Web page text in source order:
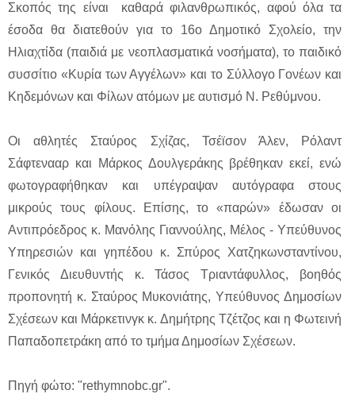
Σκοπός της είναι καθαρά φιλανθρωπικός, αφού όλα τα
έσοδα θα διατεθούν για το 16ο Δημοτικό Σχολείο, την
Ηλιαχτίδα (παιδιά με νεοπλασματικά νοσήματα), το παιδικό
συσσίτιο «Κυρία των Αγγέλων» και το Σύλλογο Γονέων και
Κηδεμόνων και Φίλων ατόμων με αυτισμό Ν. Ρεθύμνου.
Οι αθλητές Σταύρος Σχίζας, Τσέϊσον Άλεν, Ρόλαντ
Σάφτενααρ και Μάρκος Δουλγεράκης βρέθηκαν εκεί, ενώ
φωτογραφήθηκαν και υπέγραψαν αυτόγραφα στους
μικρούς τους φίλους. Επίσης, το «παρών» έδωσαν οι
Αντιπρόεδρος κ. Μανόλης Γιαννούλης, Μέλος - Υπεύθυνος
Υπηρεσιών και γηπέδου κ. Σπύρος Χατζηκωνσταντίνου,
Γενικός Διευθυντής κ. Τάσος Τριαντάφυλλος, βοηθός
προπονητή κ. Σταύρος Μυκονιάτης, Υπεύθυνος Δημοσίων
Σχέσεων και Μάρκετινγκ κ. Δημήτρης Τζέτζος και η Φωτεινή
Παπαδοπετράκη από το τμήμα Δημοσίων Σχέσεων.
Πηγή φώτο: "rethymnobc.gr".